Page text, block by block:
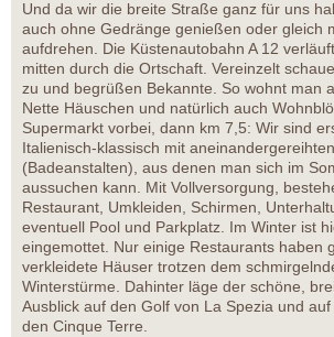
Und da wir die breite Straße ganz für uns
auch ohne Gedränge genießen oder gleich
aufdrehen. Die Küstenautobahn A 12
mitten durch die Ortschaft. Vereinzelt
zu und begrüßen Bekannte. So wohnt man
Nette Häuschen und natürlich auch
Supermarkt vorbei, dann km 7,5: Wir sind
Italienisch-klassisch mit
(Badeanstalten), aus denen man sich im
aussuchen kann. Mit Vollversorgung,
Restaurant, Umkleiden, Schirmen,
eventuell Pool und Parkplatz. Im Winter ist
eingemottet. Nur einige Restaurants haben
verkleidete Häuser trotzen dem
Winterstürme. Dahinter läge der schöne,
Ausblick auf den Golf von La Spezia und
den Cinque Terre.